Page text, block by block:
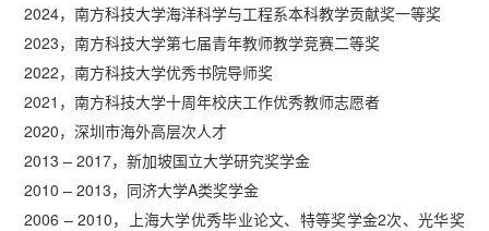
2024，南方科技大学海洋科学与工程系本科教学贡献奖一等奖
2023，南方科技大学第七届青年教师教学竞赛二等奖
2022，南方科技大学优秀书院导师奖
2021，南方科技大学十周年校庆工作优秀教师志愿者
2020，深圳市海外高层次人才
2013 – 2017，新加坡国立大学研究奖学金
2010 – 2013，同济大学A类奖学金
2006 – 2010，上海大学优秀毕业论文、特等奖学金2次、光华奖